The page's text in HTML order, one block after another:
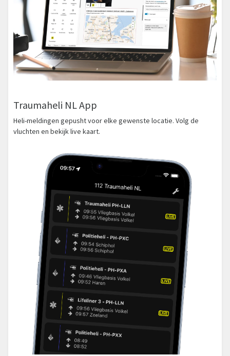
Traumaheli NL App
Heli-meldingen gepusht voor elke gewenste locatie. Volg de
vluchten en bekijk live kaart.